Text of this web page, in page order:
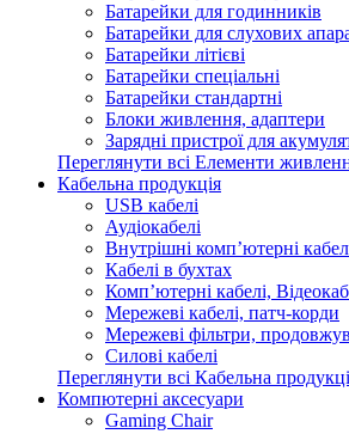
Батарейки для годинників
Батарейки для слухових
Батарейки літієві
Батарейки спеціальні
Батарейки стандартні
Блоки живлення, адаптери
Зарядні пристрої для
Переглянути всі Елементи
Кабельна продукція
USB кабелі
Аудіокабелі
Внутрішні комп’ютерні
Кабелі в бухтах
Комп’ютерні кабелі,
Мережеві кабелі, патч-корди
Мережеві фільтри,
Силові кабелі
Переглянути всі Кабельна
Компютерні аксесуари
Gaming Chair